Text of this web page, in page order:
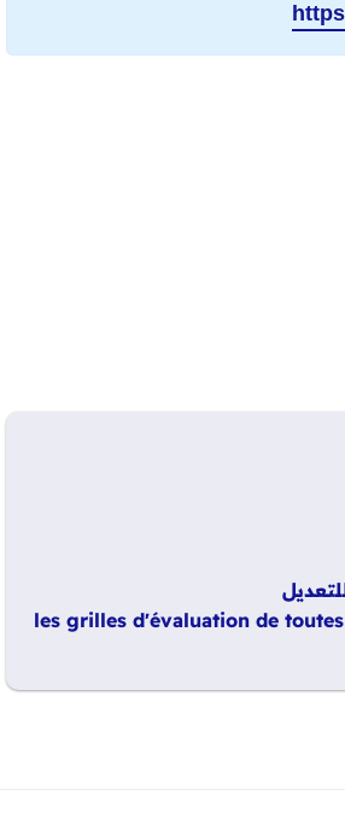
شبكات تفريغ نتائج التقويم التشخيصي لجميع مكونات اللغة الفرنسية les grilles d'évaluation de toutes